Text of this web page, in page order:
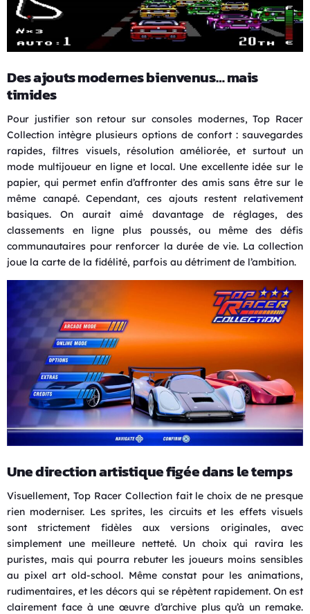
Des ajouts modernes bienvenus… mais
timides
Pour justifier son retour sur consoles modernes, Top Racer
Collection intègre plusieurs options de confort : sauvegardes
rapides, filtres visuels, résolution améliorée, et surtout un
mode multijoueur en ligne et local. Une excellente idée sur le
papier, qui permet enfin d’affronter des amis sans être sur le
même canapé. Cependant, ces ajouts restent relativement
basiques. On aurait aimé davantage de réglages, des
classements en ligne plus poussés, ou même des défis
communautaires pour renforcer la durée de vie. La collection
joue la carte de la fidélité, parfois au détriment de l’ambition.
Une direction artistique figée dans le temps
Visuellement, Top Racer Collection fait le choix de ne presque
rien moderniser. Les sprites, les circuits et les effets visuels
sont strictement fidèles aux versions originales, avec
simplement une meilleure netteté. Un choix qui ravira les
puristes, mais qui pourra rebuter les joueurs moins sensibles
au pixel art old-school. Même constat pour les animations,
rudimentaires, et les décors qui se répètent rapidement. On est
clairement face à une œuvre d’archive plus qu’à un remake.